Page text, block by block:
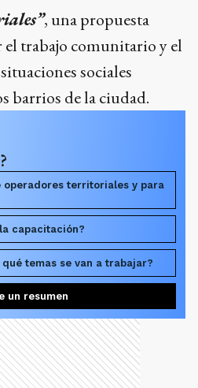
, una propuesta
el trabajo comunitario y el
sociales
barrios de la ciudad.
operadores territoriales y para
capacitación?
temas se van a trabajar?
un resumen